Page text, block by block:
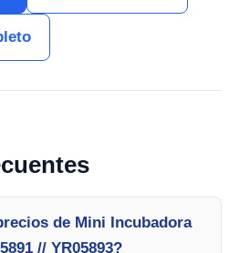
de Mini Incubadora
// YR05893?